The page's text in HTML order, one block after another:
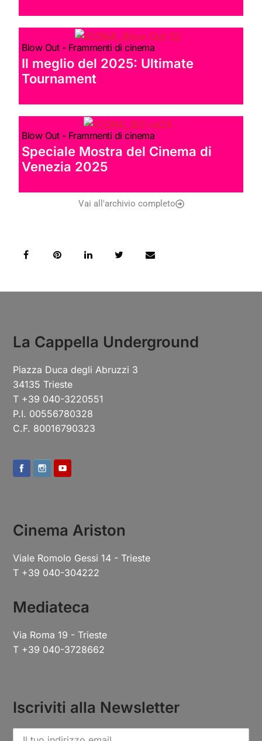
Blow Out - Frammenti di cinema
Il meglio del 2025: Ultimate
Tournament
Blow Out - Frammenti di cinema
Speciale Mostra del Cinema di
Venezia 2025
Vai all'archivio completo
La Cappella Underground
Piazza Duca degli Abruzzi 3
34135 Trieste
T +39 040-3220551
P.I. 00556780328
C.F. 80016790323
Cinema Ariston
Viale Romolo Gessi 14 - Trieste
T +39 040-304222
Mediateca
Via Roma 19 - Trieste
T +39 040-3728662
Iscriviti alla Newsletter